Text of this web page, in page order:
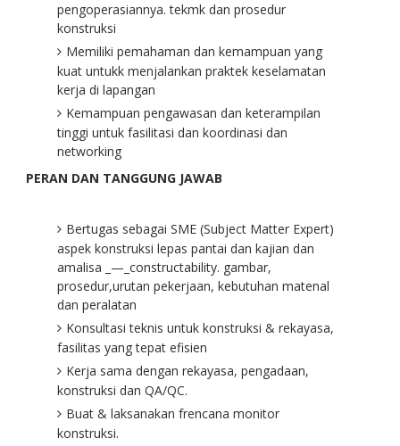
pengoperasiannya. tekmk dan prosedur
konstruksi
Memiliki pemahaman dan kemampuan yang
kuat untukk menjalankan praktek keselamatan
kerja di lapangan
Kemampuan pengawasan dan keterampilan
tinggi untuk fasilitasi dan koordinasi dan
networking
PERAN DAN TANGGUNG JAWAB
Bertugas sebagai SME (Subject Matter Expert)
aspek konstruksi lepas pantai dan kajian dan
amalisa _—_constructability. gambar,
prosedur,urutan pekerjaan, kebutuhan matenal
dan peralatan
Konsultasi teknis untuk konstruksi & rekayasa,
fasilitas yang tepat efisien
Kerja sama dengan rekayasa, pengadaan,
konstruksi dan QA/QC.
Buat & laksanakan frencana monitor
konstruksi.